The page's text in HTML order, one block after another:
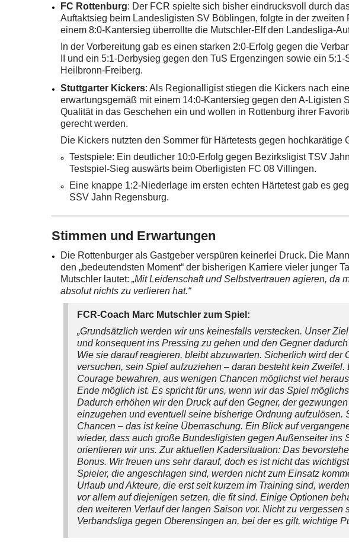
FC Rottenburg: Der FCR spielte sich bisher eindrucksvoll durch
Auftaktsieg beim Landesligisten SV Böblingen, folgte in der zweiten
einem 8:0-Kantersieg überrollte die Mutschler-Elf den Landesliga-
In der Vorbereitung gab es einen starken 2:0-Erfolg gegen die
II und ein 5:1-Derbysieg gegen den TuS Ergenzingen sowie ein
Heilbronn-Freiberg.
Stuttgarter Kickers: Als Regionalligist stiegen die Kickers nach
erwartungsgemäß mit einem 14:0-Kantersieg gegen den A-Ligisten
Qualität in das Geschehen ein und wollen in Rottenburg ihrer
gerecht werden.
Die Kickers nutzten den Sommer für Härtetests gegen hochkarätige
Testspiele: Ein deutlicher 10:0-Erfolg gegen Bezirksligist TSV
Testspiel-Sieg auswärts beim Oberligisten FC 08 Villingen.
Eine knappe 1:2-Niederlage im ersten echten Härtetest gab es
SSV Jahn Regensburg.
Stimmen und Erwartungen
Die Rottenburger als Gastgeber verspüren keinerlei Druck. Die
den „bedeutendsten Moment“ der bisherigen Karriere vieler junger
Mutschler lautet: „Mit Leidenschaft und Selbstvertrauen agieren, da
absolut nichts zu verlieren hat.“
FCR-Coach Marc Mutschler zum Spiel:
„Grundsätzlich werden wir uns keinesfalls verstecken. Unser
und konsequent ins Pressing zu gehen und den Gegner
Wie sie darauf reagieren, bleibt abzuwarten. Sicherlich wird der
versuchen, sein Spiel aufzuziehen – daran besteht kein
Courage bewahren, aus wenigen Chancen möglichst viel
Ende möglich ist. Es spricht für uns, wenn wir das Spiel
Dadurch erhöhen wir den Druck auf den Gegner, der
einzugehen und eventuell seine bisherige Ordnung aufzulösen.
Chancen – das ist keine Überraschung. Ein Blick auf
wieder, dass auch große Bundesligisten gegen Außenseiter ins
orientieren wir uns. Zur aktuellen Kadersituation: Das
Bonus. Wir freuen uns sehr darauf, doch es ist nicht das
Spieler, die angeschlagen sind, werden nicht zum Einsatz
Urlaub und Akteure, die erst seit kurzem im Training sind,
vor allem auf diejenigen setzen, die fit sind. Einige Optionen
den weiteren Verlauf der langen Saison vor. Nicht zu vergessen
Verbandsliga gegen Oberensingen an, bei der es gilt, wichtige